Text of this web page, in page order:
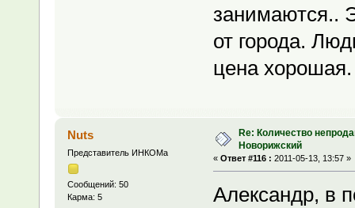
занимаются..
от города.
цена
Nuts
Представитель ИНКОМа
Сообщений: 50
Карма: 5
Re: Количество
Новорижский
« Ответ #116 : 2011-05-13, 13:57 »
Александр, в